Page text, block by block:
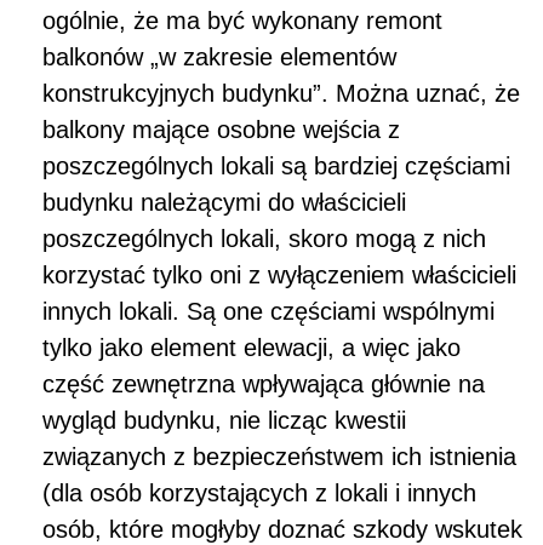
ogólnie, że ma być wykonany remont
balkonów „w zakresie elementów
konstrukcyjnych budynku”. Można uznać, że
balkony mające osobne wejścia z
poszczególnych lokali są bardziej częściami
budynku należącymi do właścicieli
poszczególnych lokali, skoro mogą z nich
korzystać tylko oni z wyłączeniem właścicieli
innych lokali. Są one częściami wspólnymi
tylko jako element elewacji, a więc jako
część zewnętrzna wpływająca głównie na
wygląd budynku, nie licząc kwestii
związanych z bezpieczeństwem ich istnienia
(dla osób korzystających z lokali i innych
osób, które mogłyby doznać szkody wskutek